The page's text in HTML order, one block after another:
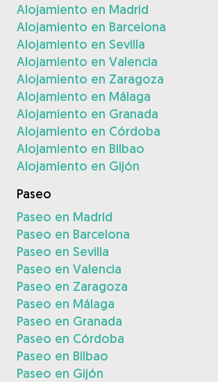
Alojamiento en Madrid
Alojamiento en Barcelona
Alojamiento en Sevilla
Alojamiento en Valencia
Alojamiento en Zaragoza
Alojamiento en Málaga
Alojamiento en Granada
Alojamiento en Córdoba
Alojamiento en Bilbao
Alojamiento en Gijón
Paseo
Paseo en Madrid
Paseo en Barcelona
Paseo en Sevilla
Paseo en Valencia
Paseo en Zaragoza
Paseo en Málaga
Paseo en Granada
Paseo en Córdoba
Paseo en Bilbao
Paseo en Gijón